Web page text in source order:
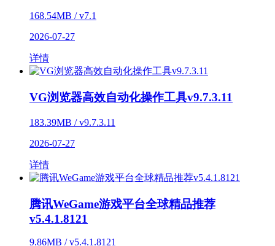
168.54MB / v7.1
2026-07-27
详情
VG浏览器高效自动化操作工具v9.7.3.11
183.39MB / v9.7.3.11
2026-07-27
详情
腾讯WeGame游戏平台全球精品推荐
v5.4.1.8121
9.86MB / v5.4.1.8121